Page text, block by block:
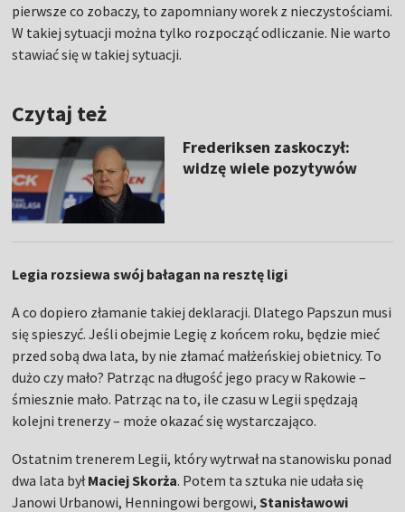
pierwsze co zobaczy, to zapomniany worek z nieczystościami.
W takiej sytuacji można tylko rozpocząć odliczanie. Nie warto
stawiać się w takiej sytuacji.
Czytaj też
Frederiksen zaskoczył:
widzę wiele pozytywów
Legia rozsiewa swój bałagan na resztę ligi
A co dopiero złamanie takiej deklaracji. Dlatego Papszun musi
się spieszyć. Jeśli obejmie Legię z końcem roku, będzie mieć
przed sobą dwa lata, by nie złamać małżeńskiej obietnicy. To
dużo czy mało? Patrząc na długość jego pracy w Rakowie –
śmiesznie mało. Patrząc na to, ile czasu w Legii spędzają
kolejni trenerzy – może okazać się wystarczająco.
Ostatnim trenerem Legii, który wytrwał na stanowisku ponad
dwa lata byłMaciej Skorża. Potem ta sztuka nie udała się
Janowi Urbanowi, Henningowi bergowi,Stanisławowi